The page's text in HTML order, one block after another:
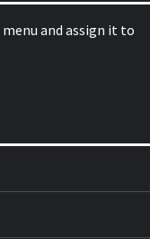
and assign it to